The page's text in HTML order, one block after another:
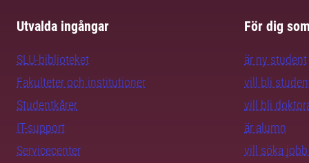
Utvalda ingångar
SLU-biblioteket
Fakulteter och institutioner
Studentkårer
IT-support
Servicecenter
För dig
är ny student
vill bli
vill bli
är alumn
vill söka